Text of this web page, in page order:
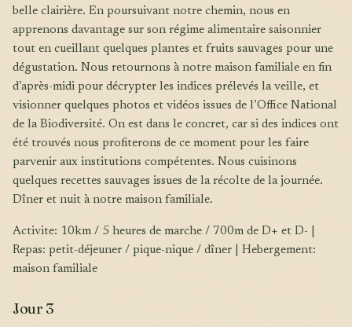
belle clairière. En poursuivant notre chemin, nous en
apprenons davantage sur son régime alimentaire saisonnier
tout en cueillant quelques plantes et fruits sauvages pour une
dégustation. Nous retournons à notre maison familiale en fin
d’après-midi pour décrypter les indices prélevés la veille, et
visionner quelques photos et vidéos issues de l’Office National
de la Biodiversité. On est dans le concret, car si des indices ont
été trouvés nous profiterons de ce moment pour les faire
parvenir aux institutions compétentes. Nous cuisinons
quelques recettes sauvages issues de la récolte de la journée.
Dîner et nuit à notre maison familiale.
Activite: 10km / 5 heures de marche / 700m de D+ et D- |
Repas: petit-déjeuner / pique-nique / dîner | Hebergement:
maison familiale
Jour 3